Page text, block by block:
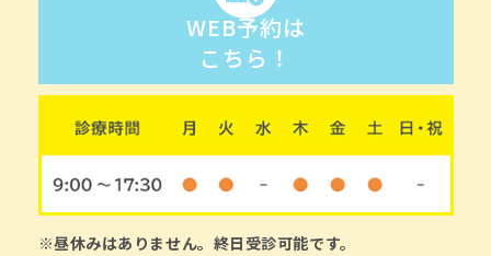
WEB予約は
こちら！
※昼休みはありません。終日受診可能です。